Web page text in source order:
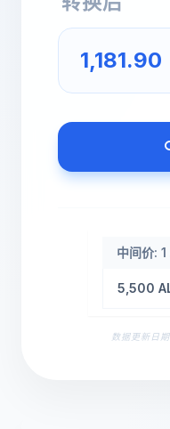
中间价:
5,500
数据更新日